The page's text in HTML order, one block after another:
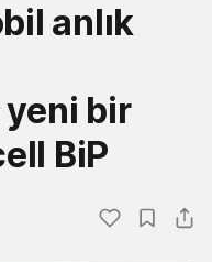
anlık
yeni bir
BiP